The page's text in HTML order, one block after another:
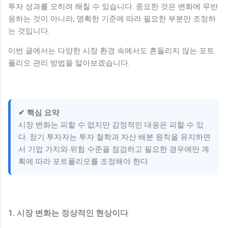
투자 성과를 오히려 해칠 수 있습니다. 중요한 것은 변화에 무반
응하는 것이 아니라, 명확한 기준에 따라 필요한 부분만 조정하
는 것입니다.
이번 글에서는 다양한 시장 환경 속에서도 흔들리지 않는 포트
폴리오 관리 방법을 알아보겠습니다.
✔ 핵심 요약
시장 변화는 피할 수 없지만 감정적인 대응은 피할 수 있
다. 장기 투자자는 투자 철학과 자산 배분 원칙을 유지하면
서 기업 가치와 위험 수준을 점검하고 필요한 경우에만 계
획에 따라 포트폴리오를 조정해야 한다.
1. 시장 변화는 정상적인 현상이다